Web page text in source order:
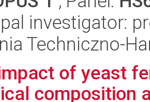
investigator:
Techniczno-
of yeast
composition